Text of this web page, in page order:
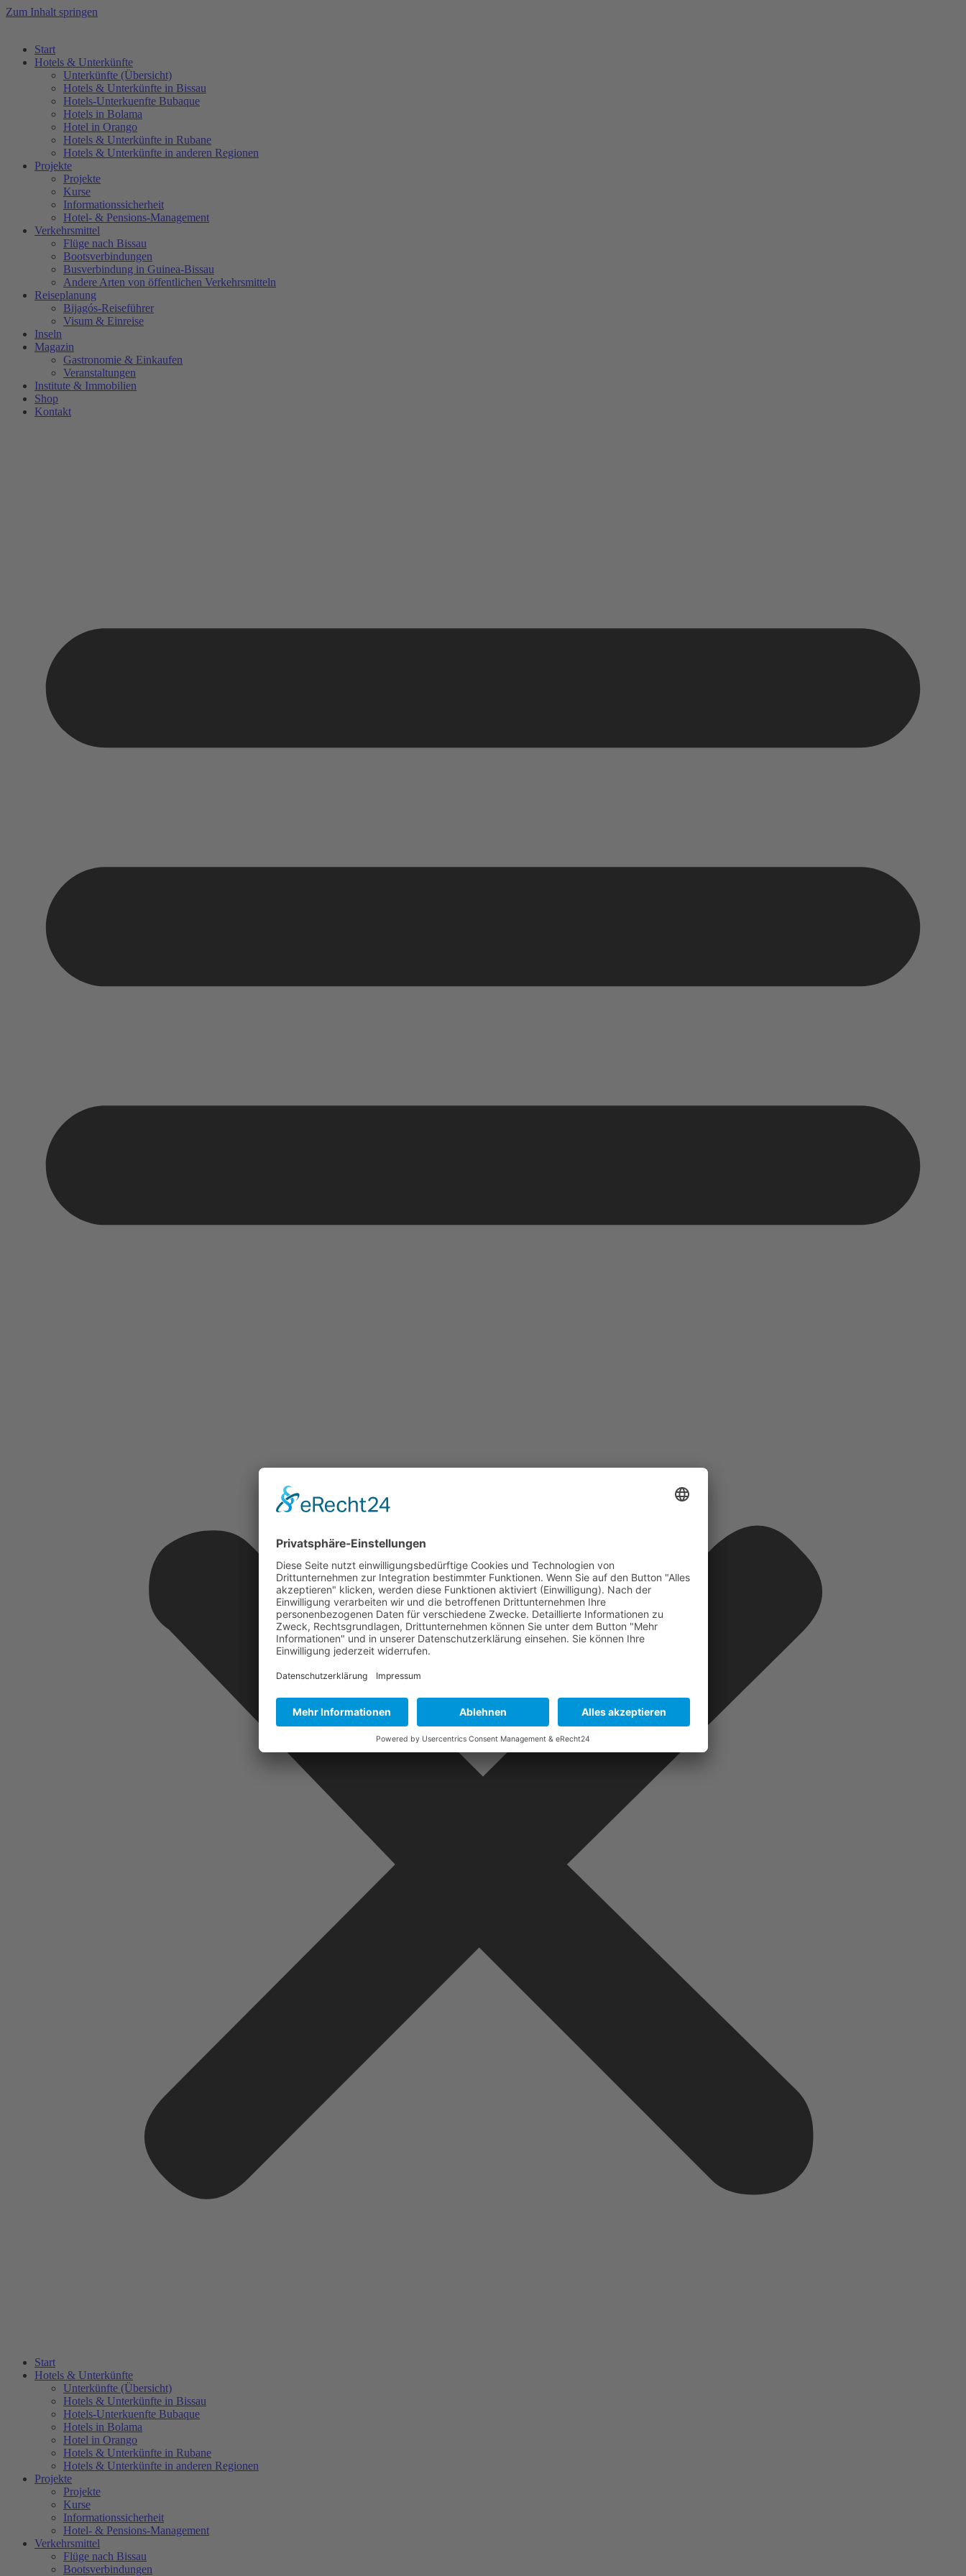
Zum Inhalt springen
Start
Hotels & Unterkünfte
Unterkünfte (Übersicht)
Hotels & Unterkünfte in Bissau
Hotels-Unterkuenfte Bubaque
Hotels in Bolama
Hotel in Orango
Hotels & Unterkünfte in Rubane
Hotels & Unterkünfte in anderen Regionen
Projekte
Projekte
Kurse
Informationssicherheit
Hotel- & Pensions-Management
Verkehrsmittel
Flüge nach Bissau
Bootsverbindungen
Busverbindung in Guinea-Bissau
Andere Arten von öffentlichen Verkehrsmitteln
Reiseplanung
Bijagós-Reiseführer
Visum & Einreise
Inseln
Magazin
Gastronomie & Einkaufen
Veranstaltungen
Institute & Immobilien
Shop
Kontakt
Start
Hotels & Unterkünfte
Unterkünfte (Übersicht)
Hotels & Unterkünfte in Bissau
Hotels-Unterkuenfte Bubaque
Hotels in Bolama
Hotel in Orango
Hotels & Unterkünfte in Rubane
Hotels & Unterkünfte in anderen Regionen
Projekte
Projekte
Kurse
Informationssicherheit
Hotel- & Pensions-Management
Verkehrsmittel
Flüge nach Bissau
Bootsverbindungen